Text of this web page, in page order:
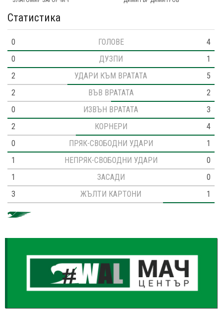
Статистика
0 ГОЛОВЕ
4
0
ДУЗПИ
1
2
УДАРИ КЪМ ВРАТАТА
5
2
ВЪВ ВРАТАТА
2
0
ИЗВЪН ВРАТАТА
3
2
КОРНЕРИ
4
0
ПРЯК-СВОБОДНИ УДАРИ
1
1
НЕПРЯК-СВОБОДНИ УДАРИ
0
1
ЗАСАДИ
0
3
ЖЪЛТИ КАРТОНИ 1